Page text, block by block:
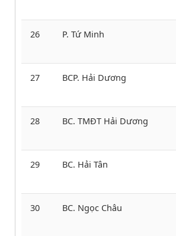
26 P. Tứ Minh
27 BCP. Hải Dương
28 BC. TMĐT Hải Dương
29 BC. Hải Tân
30 BC. Ngọc Châu